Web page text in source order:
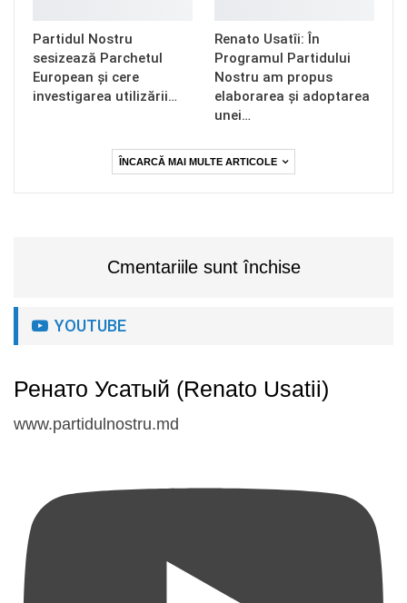
Partidul Nostru
sesizează Parchetul
European și cere
investigarea utilizării…
Renato Usatîi: În
Programul Partidului
Nostru am propus
elaborarea și adoptarea
unei…
ÎNCARCĂ MAI MULTE ARTICOLE
Cmentariile sunt închise
YOUTUBE
Ренато Усатый (Renato Usatii)
www.partidulnostru.md